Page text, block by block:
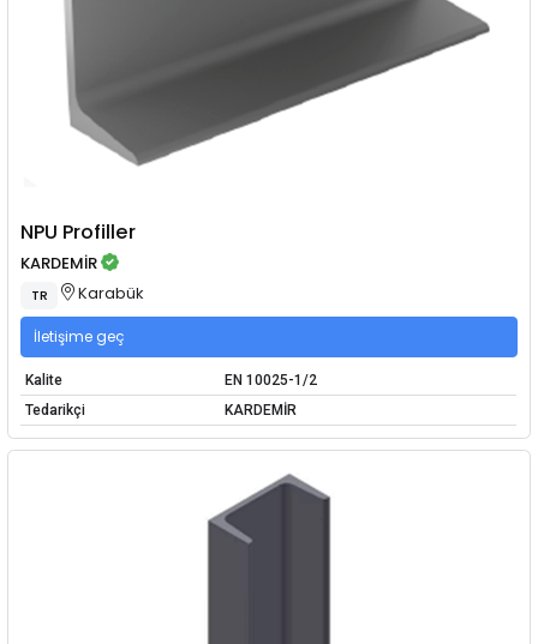
NPU Profiller
KARDEMİR
TR Karabük
İletişime geç
Kalite
EN 10025-1/2
Tedarikçi
KARDEMİR